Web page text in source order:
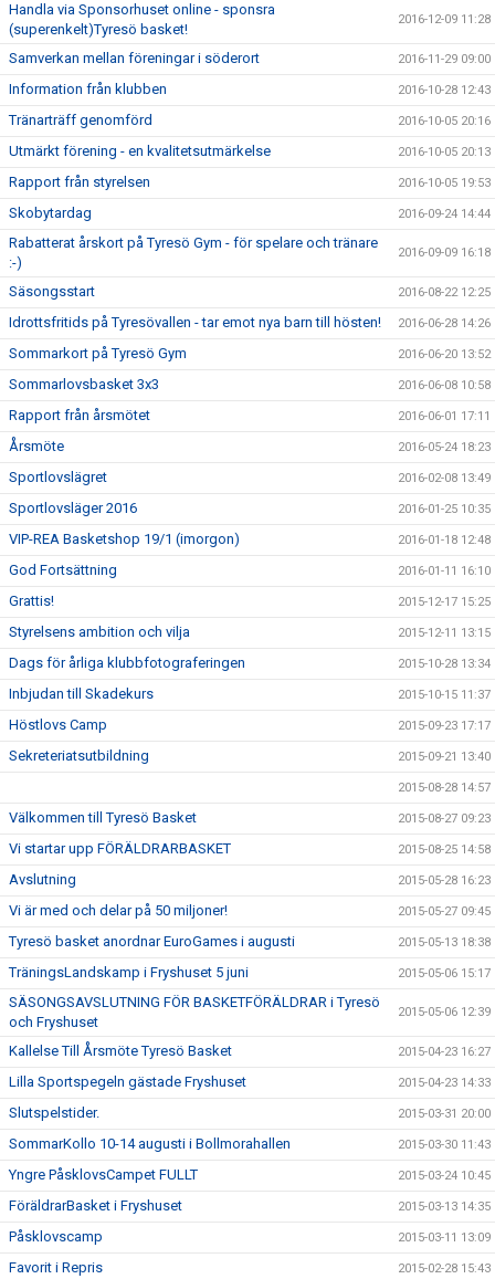
Handla via Sponsorhuset online - sponsra
(superenkelt)Tyresö basket!
2016-12-09 11:28
Samverkan mellan föreningar i söderort 2016-11-29 09:00
Information från klubben 2016-10-28 12:43
Tränarträff genomförd 2016-10-05 20:16
Utmärkt förening - en kvalitetsutmärkelse 2016-10-05 20:13
Rapport från styrelsen 2016-10-05 19:53
Skobytardag 2016-09-24 14:44
Rabatterat årskort på Tyresö Gym - för spelare och tränare
:-)
2016-09-09 16:18
Säsongsstart 2016-08-22 12:25
Idrottsfritids på Tyresövallen - tar emot nya barn till hösten! 2016-06-28 14:26
Sommarkort på Tyresö Gym 2016-06-20 13:52
Sommarlovsbasket 3x3 2016-06-08 10:58
Rapport från årsmötet 2016-06-01 17:11
Årsmöte 2016-05-24 18:23
Sportlovslägret 2016-02-08 13:49
Sportlovsläger 2016 2016-01-25 10:35
VIP-REA Basketshop 19/1 (imorgon) 2016-01-18 12:48
God Fortsättning 2016-01-11 16:10
Grattis! 2015-12-17 15:25
Styrelsens ambition och vilja 2015-12-11 13:15
Dags för årliga klubbfotograferingen 2015-10-28 13:34
Inbjudan till Skadekurs 2015-10-15 11:37
Höstlovs Camp 2015-09-23 17:17
Sekreteriatsutbildning 2015-09-21 13:40
2015-08-28 14:57
Välkommen till Tyresö Basket 2015-08-27 09:23
Vi startar upp FÖRÄLDRARBASKET 2015-08-25 14:58
Avslutning 2015-05-28 16:23
Vi är med och delar på 50 miljoner! 2015-05-27 09:45
Tyresö basket anordnar EuroGames i augusti 2015-05-13 18:38
TräningsLandskamp i Fryshuset 5 juni 2015-05-06 15:17
SÄSONGSAVSLUTNING FÖR BASKETFÖRÄLDRAR i Tyresö
och Fryshuset
2015-05-06 12:39
Kallelse Till Årsmöte Tyresö Basket 2015-04-23 16:27
Lilla Sportspegeln gästade Fryshuset 2015-04-23 14:33
Slutspelstider. 2015-03-31 20:00
SommarKollo 10-14 augusti i Bollmorahallen 2015-03-30 11:43
Yngre PåsklovsCampet FULLT 2015-03-24 10:45
FöräldrarBasket i Fryshuset 2015-03-13 14:35
Påsklovscamp 2015-03-11 13:09
Favorit i Repris 2015-02-28 15:43